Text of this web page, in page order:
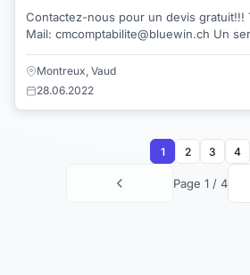
Contactez-nous pour un devis gratuit!!! Tél.: 079.224.94.05
Mail: cmcomptabilite@bluewin.ch Un service adapté à vos
Montreux, Vaud
28.06.2022
Page 1 / 4
1 2 3 4